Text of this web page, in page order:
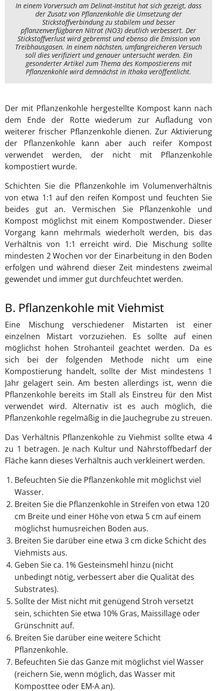
In einem Vorversuch am Delinat-Institut hat sich gezeigt, dass
der Zusatz von Pflanzenkohle die Umsetzung der
Stickstoffverbindung zu stabilem und besser
pflanzenverfügbaren Nitrat (NO3) deutlich verbessert. Der
Stickstoffverlust wird gebremst und ebenso die Emission von
Treibhausgasen. In einem nächsten, umfangreicheren Versuch
soll dies verifiziert und genauer untersucht werden. Ein
gesonderter Artikel zum Thema des Kompostierens mit
Pflanzenkohle wird demnächst in Ithaka veröffentlicht.
Der mit Pflanzenkohle hergestellte Kompost kann nach
dem Ende der Rotte wiederum zur Aufladung von
weiterer frischer Pflanzenkohle dienen. Zur Aktivierung
der Pflanzenkohle kann aber auch reifer Kompost
verwendet werden, der nicht mit Pflanzenkohle
kompostiert wurde.
Schichten Sie die Pflanzenkohle im Volumenverhältnis
von etwa 1:1 auf den reifen Kompost und feuchten Sie
beides gut an. Vermischen Sie Pflanzenkohle und
Kompost möglichst mit einem Kompostwender. Dieser
Vorgang kann mehrmals wiederholt werden, bis das
Verhältnis von 1:1 erreicht wird. Die Mischung sollte
mindesten 2 Wochen vor der Einarbeitung in den Boden
erfolgen und während dieser Zeit mindestens zweimal
gewendet und immer gut durchfeuchtet werden.
B. Pflanzenkohle mit Viehmist
Eine Mischung verschiedener Mistarten ist einer
einzelnen Mistart vorzuziehen. Es sollte auf einen
möglichst hohen Strohanteil geachtet werden. Da es
sich bei der folgenden Methode nicht um eine
Kompostierung handelt, sollte der Mist mindestens 1
Jahr gelagert sein. Am besten allerdings ist, wenn die
Pflanzenkohle bereits im Stall als Einstreu für den Mist
verwendet wird. Alternativ ist es auch möglich, die
Pflanzenkohle regelmäßig in die Jauchegrube zu streuen.
Das Verhältnis Pflanzenkohle zu Viehmist sollte etwa 4
zu 1 betragen. Je nach Kultur und Nährstoffbedarf der
Fläche kann dieses Verhältnis auch verkleinert werden.
Befeuchten Sie die Pflanzenkohle mit möglichst viel
Wasser.
Breiten Sie die Pflanzenkohle in Streifen von etwa 120
cm Breite und einer Höhe von etwa 5 cm auf einem
möglichst humusreichen Boden aus.
Breiten Sie darüber eine etwa 3 cm dicke Schicht des
Viehmists aus.
Geben Sie ca. 1% Gesteinsmehl hinzu (nicht
unbedingt nötig, verbessert aber die Qualität des
Substrates).
Sollte der Mist nicht mit genügend Stroh versetzt
sein, schichten Sie etwa 10% Gras, Maissillage oder
Grünschnitt auf.
Breiten Sie darüber eine weitere Schicht
Pflanzenkohle.
Befeuchten Sie das Ganze mit möglichst viel Wasser
(reichern Sie, wenn möglich, das Wasser mit
Komposttee oder EM-A an).